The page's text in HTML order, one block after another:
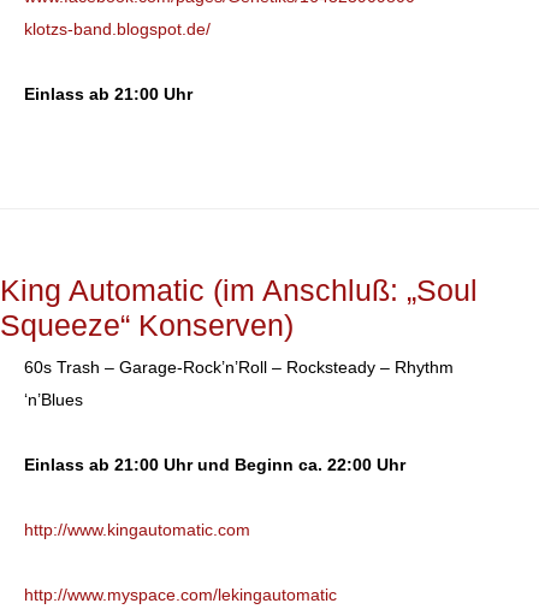
klotzs-band.blogspot.de/
Einlass ab 21:00 Uhr
King Automatic (im Anschluß: „Soul
Squeeze“ Konserven)
60s Trash – Garage-Rock’n’Roll – Rocksteady – Rhythm
‘n’Blues
Einlass ab 21:00 Uhr und Beginn ca. 22:00 Uhr
http://www.kingautomatic.com
http://www.myspace.com/lekingautomatic